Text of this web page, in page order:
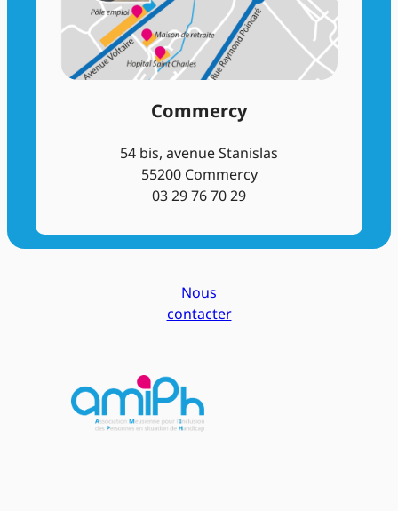
Commercy
54 bis, avenue Stanislas
55200 Commercy
03 29 76 70 29
Nous
contacter